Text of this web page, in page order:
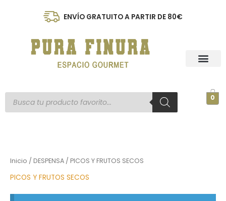
ENVÍO GRATUITO A PARTIR DE 80€
Búsqueda
de
productos
0
Inicio / DESPENSA / PICOS Y FRUTOS SECOS
PICOS Y FRUTOS SECOS